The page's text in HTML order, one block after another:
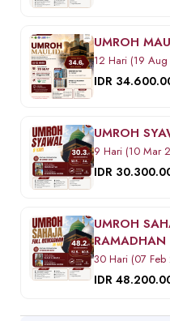
UMROH
12 Hari (19
IDR
UMROH
9 Hari (10 Mar
IDR
UMROH
RAMADHAN
30 Hari (07 Feb
IDR